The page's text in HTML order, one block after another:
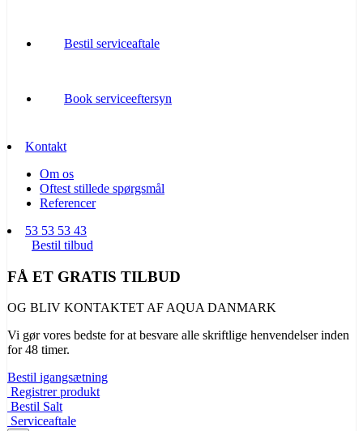
Bestil serviceaftale
Book serviceeftersyn
Kontakt
Om os
Oftest stillede spørgsmål
Referencer
53 53 53 43
Bestil tilbud
FÅ ET GRATIS TILBUD
OG BLIV KONTAKTET AF AQUA DANMARK
Vi gør vores bedste for at besvare alle skriftlige henvendelser inden
for 48 timer.
Bestil igangsætning
Registrer produkt
Bestil Salt
Serviceaftale